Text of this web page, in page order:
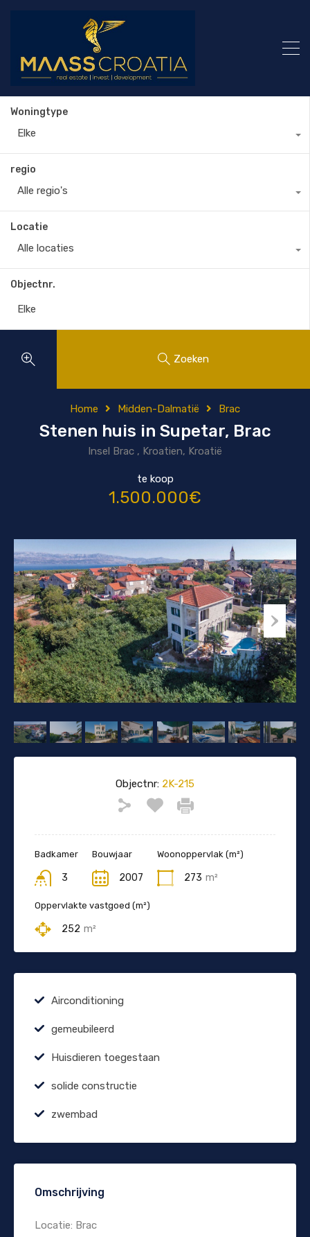
Woningtype
Elke
regio
Alle regio's
Locatie
Alle locaties
Objectnr.
Zoeken
Home Midden-Dalmatië Brac
Stenen huis in Supetar, Brac
Insel Brac , Kroatien, Kroatië
te koop
1.500.000€
Objectnr: 2K-215
Badkamer
3
Bouwjaar
2007
Woonoppervlak (m²)
273 m²
Oppervlakte vastgoed (m²)
252 m²
Airconditioning
gemeubileerd
Huisdieren toegestaan
solide constructie
zwembad
Omschrijving
Locatie: Brac